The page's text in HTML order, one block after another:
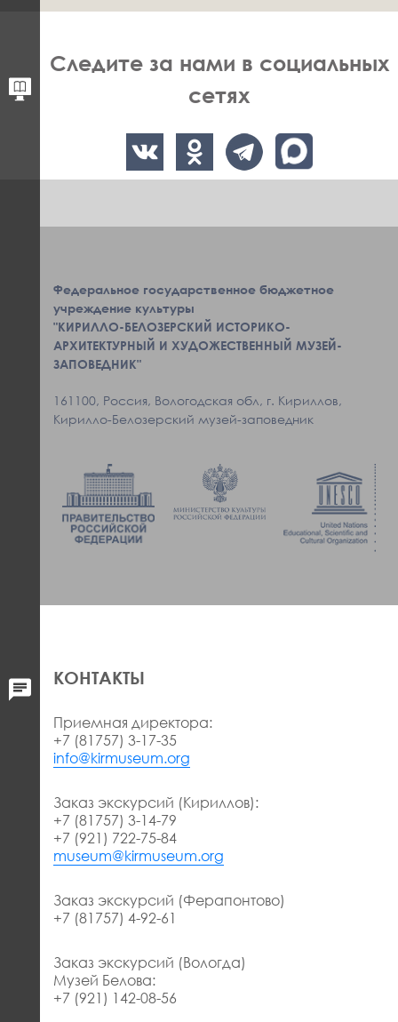
Следите за нами в социальных
сетях
Федеральное государственное бюджетное
учреждение культуры
"КИРИЛЛО-БЕЛОЗЕРСКИЙ ИСТОРИКО-
АРХИТЕКТУРНЫЙ И ХУДОЖЕСТВЕННЫЙ МУЗЕЙ-
ЗАПОВЕДНИК"
161100, Россия, Вологодская обл, г. Кириллов,
Кирилло-Белозерский музей-заповедник
КОНТАКТЫ
Приемная директора:
+7 (81757) 3-17-35
info@kirmuseum.org
Заказ экскурсий (Кириллов):
+7 (81757) 3-14-79
+7 (921) 722-75-84
museum@kirmuseum.org
Заказ экскурсий (Ферапонтово)
+7 (81757) 4-92-61
Заказ экскурсий (Вологда)
Музей Белова:
+7 (921) 142-08-56